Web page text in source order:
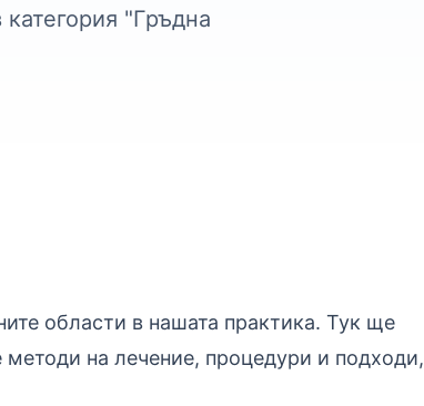
"Гръдна
области в нашата практика. Тук ще
на лечение, процедури и подходи,